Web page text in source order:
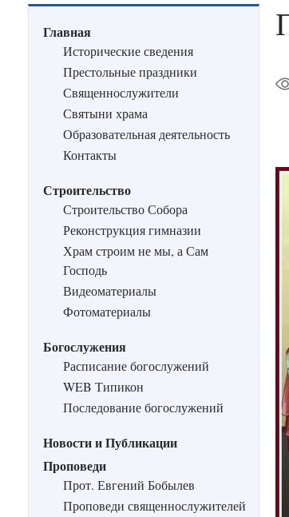
Главная
Исторические сведения
Престольные праздники
Священнослужители
Святыни храма
Образовательная деятельность
Контакты
Строительство
Строительство Собора
Реконструкция гимназии
Храм строим не мы, а Сам
Господь
Видеоматериалы
Фотоматериалы
Богослужения
Расписание богослужений
WEB Типикон
Последование богослужений
Новости и Публикации
Проповеди
Прот. Евгений Бобылев
Проповеди священнослужителей